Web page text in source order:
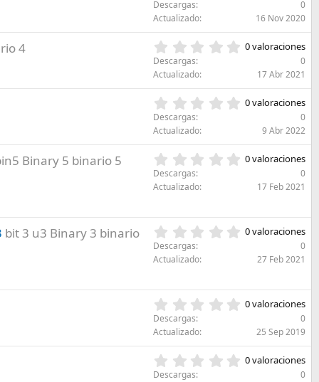
(
s
e
(
s
0
e
s
e
(
s
Descargas
0
Actualizado
16 Nov 2020
4 0
0
e
s
e
0 valoraciones
Descargas
0
Actualizado
17 Abr 2021
0
0
e
s
l
0 valoraciones
Descargas
0
Actualizado
9 Abr 2022
Binary 5 binario 5
0
s
t
l
a
0 valoraciones
Descargas
0
Actualizado
17 Feb 2021
bit 3 u3 Binary 3 binario
0
s
t
l
0 valoraciones
Descargas
0
Actualizado
27 Feb 2021
0
0
e
s
0 valoraciones
Descargas
0
Actualizado
25 Sep 2019
0
0 valoraciones
Descargas
0